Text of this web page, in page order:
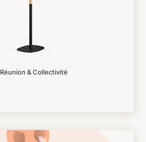
Réunion & Collectivité